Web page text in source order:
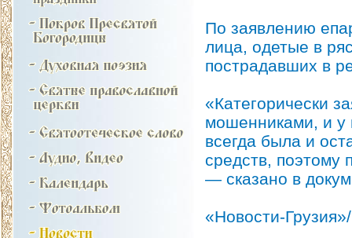
По заявлению
лица, одетые в
пострадавших в
«Категорически
мошенниками, и у
всегда была и
средств, поэтому
— сказано в
«Новости-